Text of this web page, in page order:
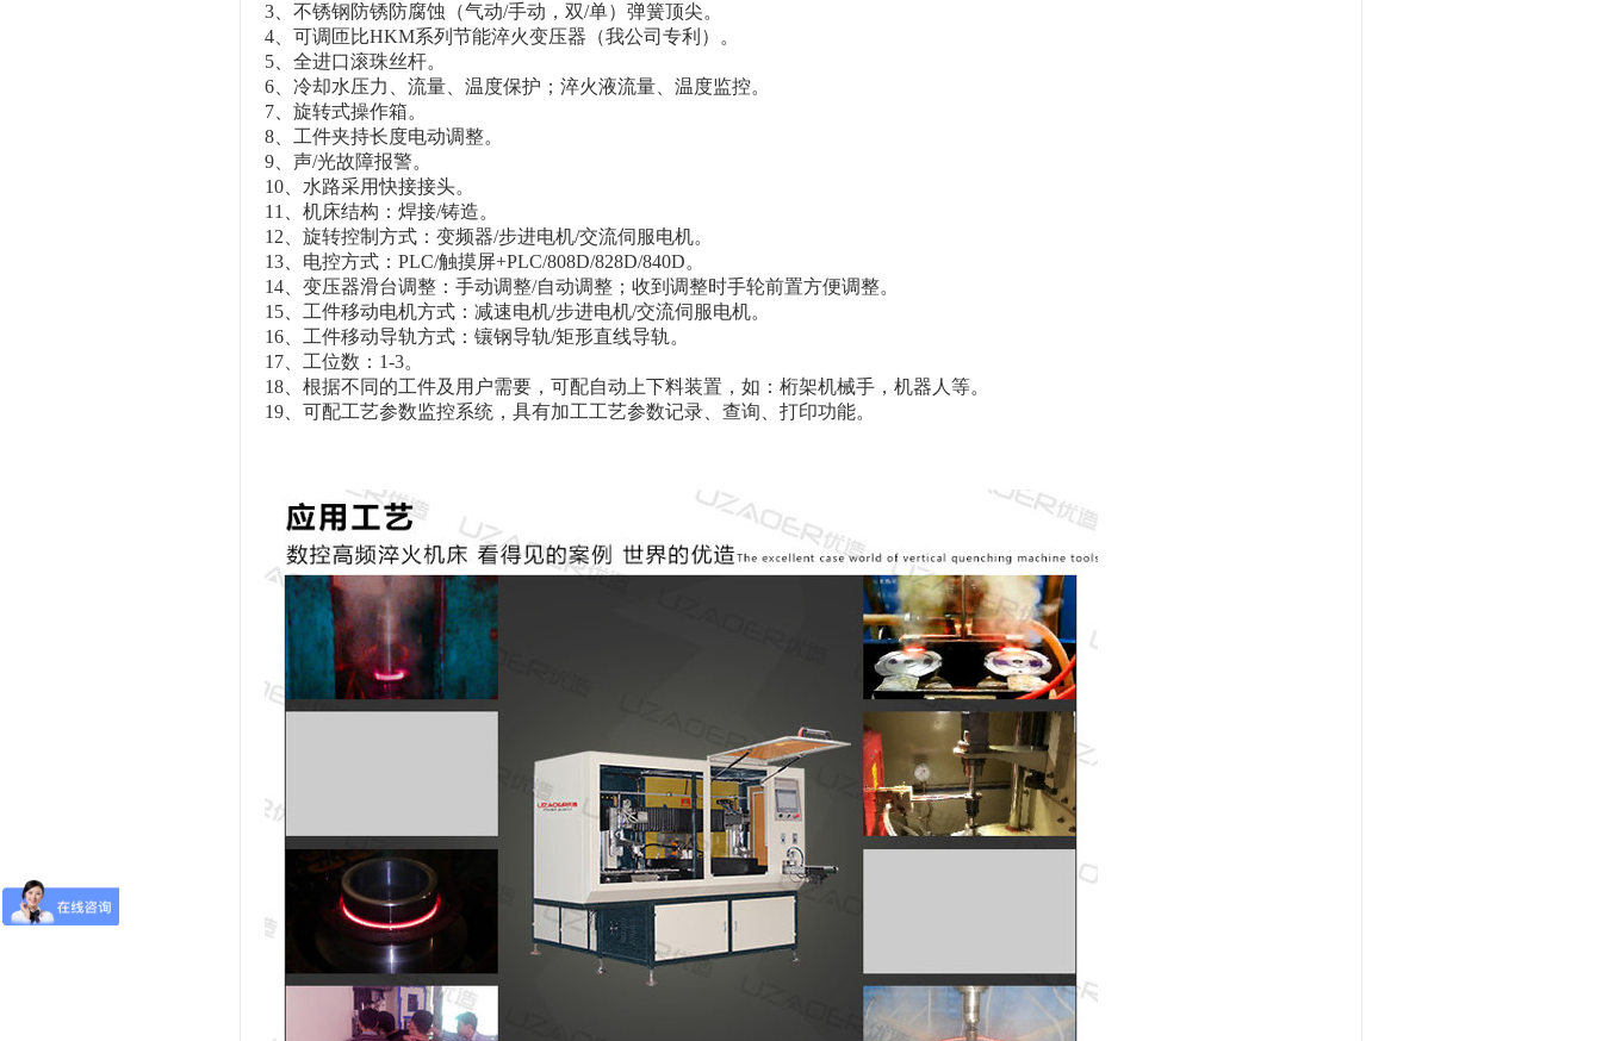
3、不锈钢防锈防腐蚀（气动/手动，双/单）弹簧顶尖。
4、可调匝比HKM系列节能淬火变压器（我公司专利）。
5、全进口滚珠丝杆。
6、冷却水压力、流量、温度保护；淬火液流量、温度监控。
7、旋转式操作箱。
8、工件夹持长度电动调整。
9、声/光故障报警。
10、水路采用快接接头。
11、机床结构：焊接/铸造。
12、旋转控制方式：变频器/步进电机/交流伺服电机。
13、电控方式：PLC/触摸屏+PLC/808D/828D/840D。
14、变压器滑台调整：手动调整/自动调整；收到调整时手轮前置方便调整。
15、工件移动电机方式：减速电机/步进电机/交流伺服电机。
16、工件移动导轨方式：镶钢导轨/矩形直线导轨。
17、工位数：1-3。
18、根据不同的工件及用户需要，可配自动上下料装置，如：桁架机械手，机器人等。
19、可配工艺参数监控系统，具有加工工艺参数记录、查询、打印功能。